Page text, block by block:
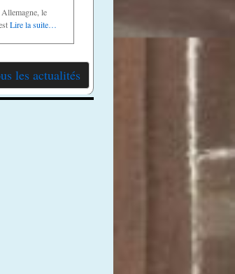
le
Lire la suite…
les actualités